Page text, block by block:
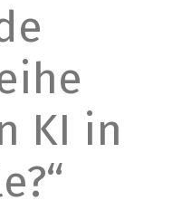
KI in